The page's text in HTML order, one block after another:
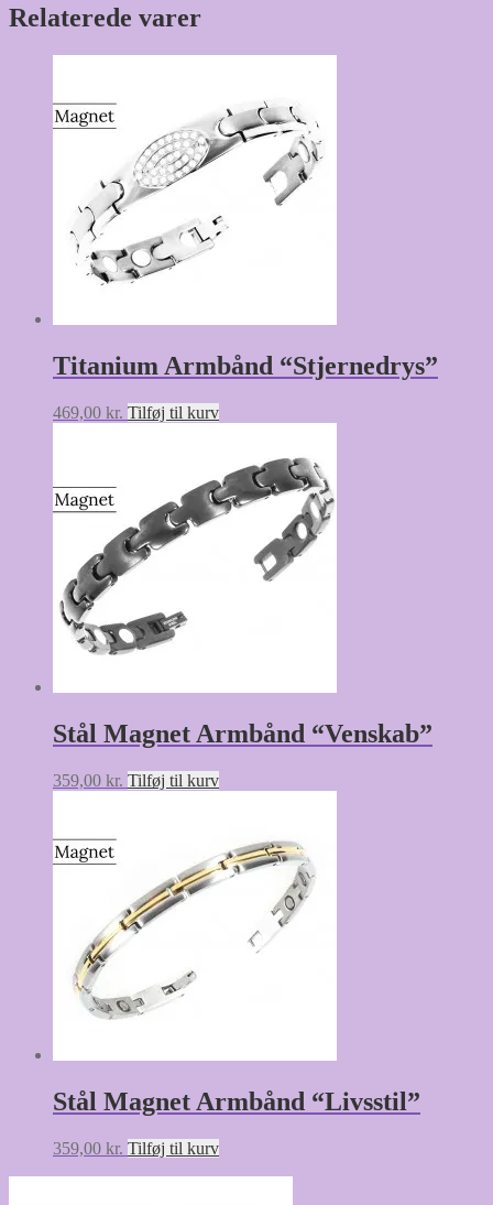
Relaterede varer
Titanium Armbånd “Stjernedrys”
469,00 kr. Tilføj til kurv
Stål Magnet Armbånd “Venskab”
359,00 kr. Tilføj til kurv
Stål Magnet Armbånd “Livsstil”
359,00 kr. Tilføj til kurv